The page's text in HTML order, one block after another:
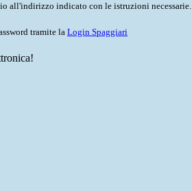
all'indirizzo indicato con le istruzioni necessarie.
tramite la Login Spaggiari